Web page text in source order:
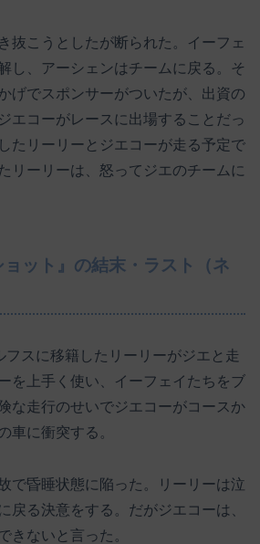
抜こうとしたが断られた。イーフェ
し、アーシェンはチームに戻る。そ
げでスポンサーがついたが、出資の
エコーがレースに出場することだっ
たリーリーとジエコーが走る予定で
リーリーは、怒ってジエのチームに
ット』の結末・ラスト（ネ
スに移籍したリーリーがジエと走
を上手く使い、イーフェイたちをブ
な走行のせいでジエコーがコースか
車に衝突する。
で昏睡状態に陥った。リーリーは泣
戻る決意をする。だがジエコーは、
きないと言った。